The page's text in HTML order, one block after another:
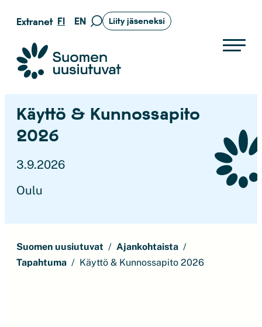
Siirry
sisältöön
Extranet FI EN
Siirry
Liity jäseneksi
Suomen uusiutuvat ry
Käyttö & Kunnossapito
2026
3.9.2026
Oulu
Suomen uusiutuvat
Ajankohtaista
Tapahtuma
Käyttö & Kunnossapito 2026